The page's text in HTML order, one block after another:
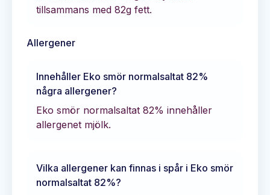
tillsammans med 82g fett.
Allergener
Innehåller Eko smör normalsaltat 82%
några allergener?
Eko smör normalsaltat 82% innehåller
allergenet mjölk.
Vilka allergener kan finnas i spår i Eko smör
normalsaltat 82%?